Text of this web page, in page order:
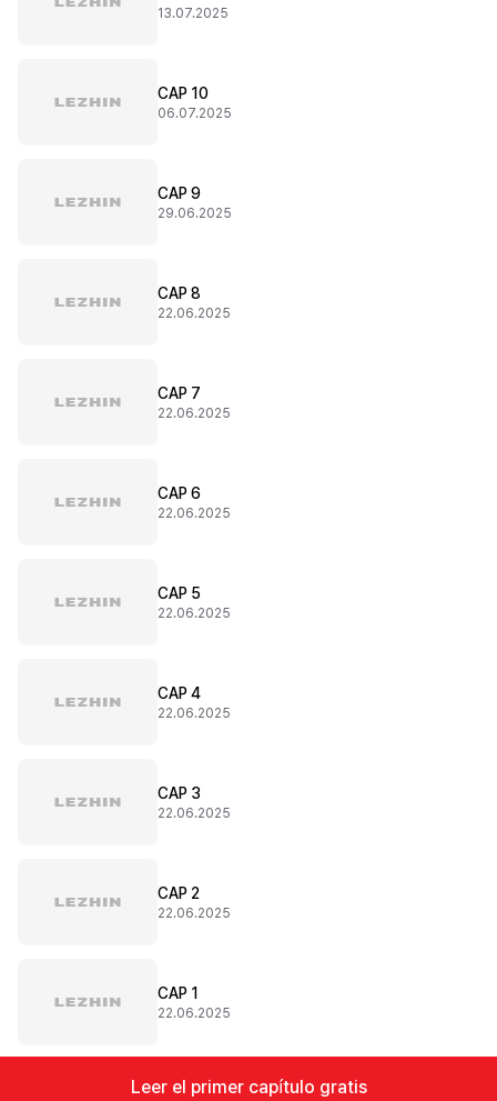
13.07.2025
CAP 10
06.07.2025
CAP 9
29.06.2025
CAP 8
22.06.2025
CAP 7
22.06.2025
CAP 6
22.06.2025
CAP 5
22.06.2025
CAP 4
22.06.2025
CAP 3
22.06.2025
CAP 2
22.06.2025
CAP 1
22.06.2025
Leer el primer capítulo gratis